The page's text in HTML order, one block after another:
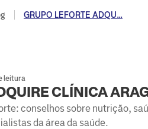
GRUPO LEFORTE ADQU...
leitura
CLÍNICA
conselhos sobre nutrição,
da área da saúde.